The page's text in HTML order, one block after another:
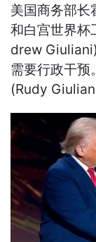
美国商务部
和白宫世界杯
drew
需要行政干预
(Rudy